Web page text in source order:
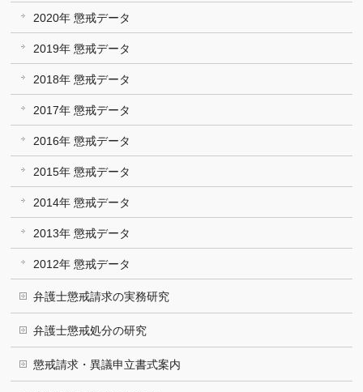
2020年 懲戒データ
2019年 懲戒データ
2018年 懲戒データ
2017年 懲戒データ
2016年 懲戒データ
2015年 懲戒データ
2014年 懲戒データ
2013年 懲戒データ
2012年 懲戒データ
弁護士懲戒請求の実務研究
弁護士懲戒処分の研究
懲戒請求・異議申立書式案内